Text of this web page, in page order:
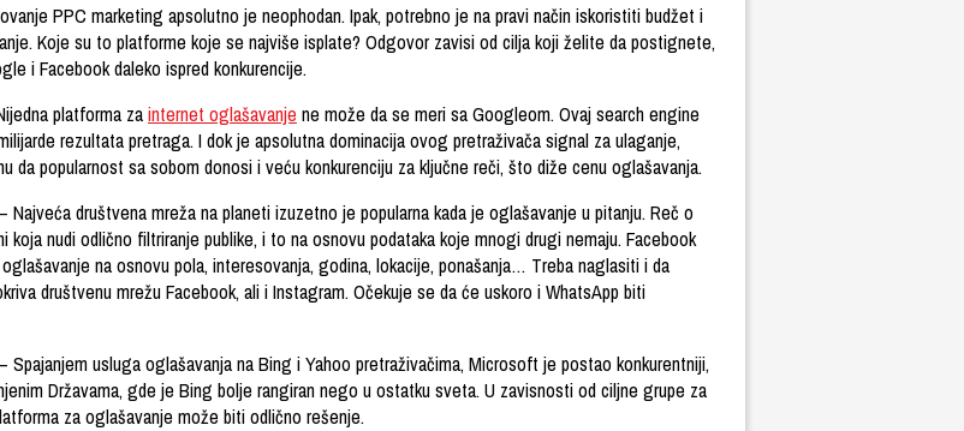
PPC marketing apsolutno je neophodan. Ipak, potrebno je na pravi način iskoristiti budžet i
Koje su to platforme koje se najviše isplate? Odgovor zavisi od cilja koji želite da postignete,
i Facebook daleko ispred konkurencije.
platforma zainternet oglašavanje ne može da se meri sa Googleom. Ovaj search engine
rezultata pretraga. I dok je apsolutna dominacija ovog pretraživača signal za ulaganje,
da popularnost sa sobom donosi i veću konkurenciju za ključne reči, što diže cenu oglašavanja.
– Najveća društvena mreža na planeti izuzetno je popularna kada je oglašavanje u pitanju. Reč o
koja nudi odlično filtriranje publike, i to na osnovu podataka koje mnogi drugi nemaju. Facebook
na osnovu pola, interesovanja, godina, lokacije, ponašanja… Treba naglasiti i da
društvenu mrežu Facebook, ali i Instagram. Očekuje se da će uskoro i WhatsApp biti
– Spajanjem usluga oglašavanja na Bing i Yahoo pretraživačima, Microsoft je postao konkurentniji,
Državama, gde je Bing bolje rangiran nego u ostatku sveta. U zavisnosti od ciljne grupe za
za oglašavanje može biti odlično rešenje.